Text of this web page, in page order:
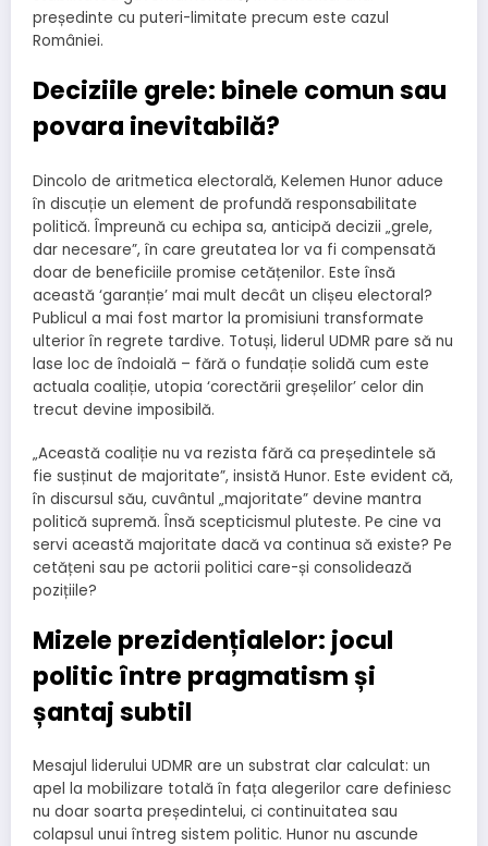
președinte cu puteri-limitate precum este cazul
României.
Deciziile grele: binele comun sau
povara inevitabilă?
Dincolo de aritmetica electorală, Kelemen Hunor aduce
în discuție un element de profundă responsabilitate
politică. Împreună cu echipa sa, anticipă decizii „grele,
dar necesare”, în care greutatea lor va fi compensată
doar de beneficiile promise cetățenilor. Este însă
această ‘garanție’ mai mult decât un clișeu electoral?
Publicul a mai fost martor la promisiuni transformate
ulterior în regrete tardive. Totuși, liderul UDMR pare să nu
lase loc de îndoială – fără o fundație solidă cum este
actuala coaliție, utopia ‘corectării greșelilor’ celor din
trecut devine imposibilă.
„Această coaliție nu va rezista fără ca președintele să
fie susținut de majoritate”, insistă Hunor. Este evident că,
în discursul său, cuvântul „majoritate” devine mantra
politică supremă. Însă scepticismul pluteste. Pe cine va
servi această majoritate dacă va continua să existe? Pe
cetățeni sau pe actorii politici care-și consolidează
pozițiile?
Mizele prezidențialelor: jocul
politic între pragmatism și
șantaj subtil
Mesajul liderului UDMR are un substrat clar calculat: un
apel la mobilizare totală în fața alegerilor care definiesc
nu doar soarta președintelui, ci continuitatea sau
colapsul unui întreg sistem politic. Hunor nu ascunde